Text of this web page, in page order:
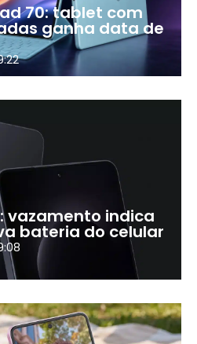
70: tablet com
ganha data de
vazamento indica
bateria do celular